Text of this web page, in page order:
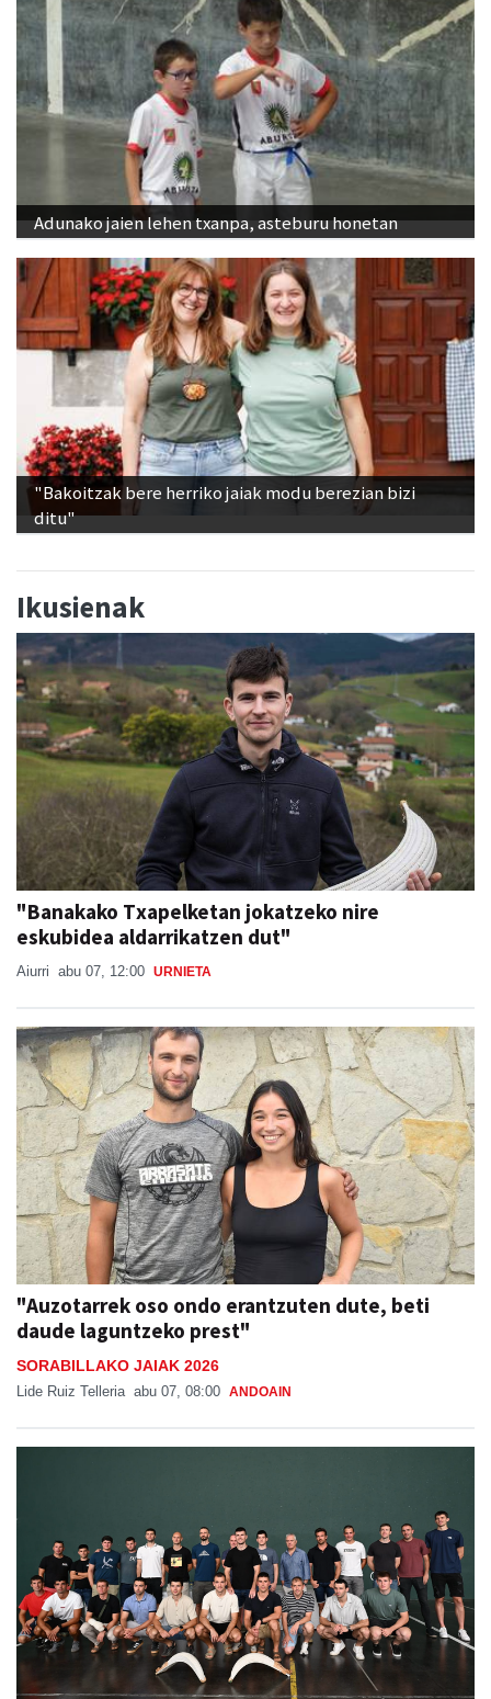
Adunako jaien lehen txanpa, asteburu honetan
"Bakoitzak bere herriko jaiak modu berezian bizi
ditu"
Ikusienak
"Banakako Txapelketan jokatzeko nire
eskubidea aldarrikatzen dut"
Aiurri abu 07, 12:00 URNIETA
"Auzotarrek oso ondo erantzuten dute, beti
daude laguntzeko prest"
SORABILLAKO JAIAK 2026
Lide Ruiz Telleria abu 07, 08:00 ANDOAIN